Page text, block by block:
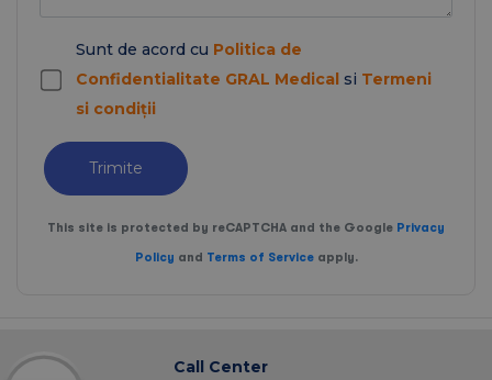
Sunt de acord cu Politica de
Confidentialitate GRAL Medical si Termeni
si condiții
Trimite
This site is protected by reCAPTCHA and the Google Privacy
Policy and Terms of Serviceapply.
Call Center